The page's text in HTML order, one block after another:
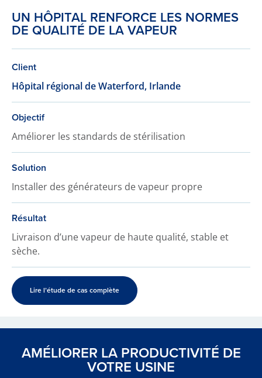
UN HÔPITAL RENFORCE LES NORMES
DE QUALITÉ DE LA VAPEUR
Client
Hôpital régional de Waterford, Irlande
Objectif
Améliorer les standards de stérilisation
Solution
Installer des générateurs de vapeur propre
Résultat
Livraison d’une vapeur de haute qualité, stable et
sèche.
Lire l’étude de cas complète
AMÉLIORER LA PRODUCTIVITÉ DE
VOTRE USINE